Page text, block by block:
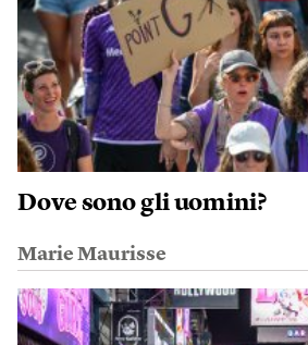
Dove sono gli uomini?
Marie Maurisse